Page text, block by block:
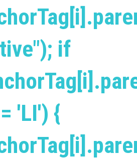
if
'LI') {